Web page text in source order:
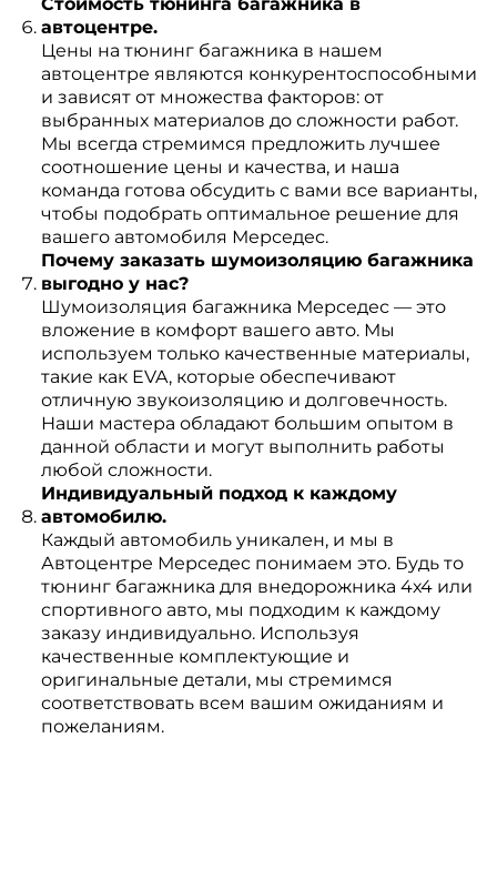
автоцентре.
Цены на тюнинг багажника в нашем
автоцентре являются конкурентоспособными
и зависят от множества факторов: от
выбранных материалов до сложности работ.
Мы всегда стремимся предложить лучшее
соотношение цены и качества, и наша
команда готова обсудить с вами все варианты,
чтобы подобрать оптимальное решение для
вашего автомобиля Мерседес.
Почему заказать шумоизоляцию багажника
выгодно у нас?
Шумоизоляция багажника Мерседес — это
вложение в комфорт вашего авто. Мы
используем только качественные материалы,
такие как EVA, которые обеспечивают
отличную звукоизоляцию и долговечность.
Наши мастера обладают большим опытом в
данной области и могут выполнить работы
любой сложности.
Индивидуальный подход к каждому
автомобилю.
Каждый автомобиль уникален, и мы в
Автоцентре Мерседес понимаем это. Будь то
тюнинг багажника для внедорожника 4х4 или
спортивного авто, мы подходим к каждому
заказу индивидуально. Используя
качественные комплектующие и
оригинальные детали, мы стремимся
соответствовать всем вашим ожиданиям и
пожеланиям.